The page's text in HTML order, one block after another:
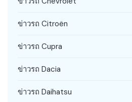
ข่าวรถ Citroën
ข่าวรถ Cupra
ข่าวรถ Dacia
ข่าวรถ Daihatsu